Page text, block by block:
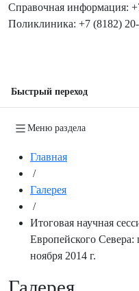
Справочная информация:
Поликлиника: +7 (8182)
Быстрый переход
Меню раздела
Главная
/
Галерея
/
Итоговая научная
Европейского
ноября 2014 г.
Галерея